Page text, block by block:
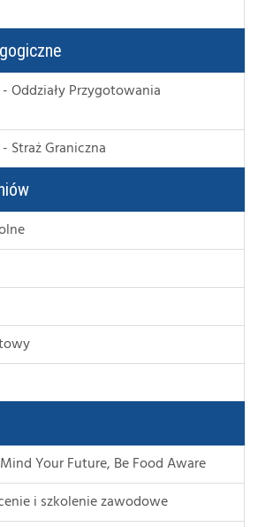
Oddziały Przygotowania
Straż Graniczna
Mind Your Future, Be Food Aware
i szkolenie zawodowe